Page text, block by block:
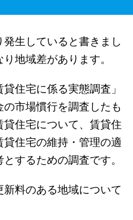
生していると書きまし
地域差があります。
住宅に係る実態調査」
市場慣行を調査したも
住宅について、賃貸住
住宅の維持・管理の適
するための調査です。
料のある地域について